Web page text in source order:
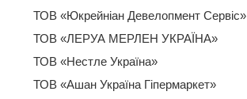
ТОВ «Юкрейніан Девелопмент Сервіс»
ТОВ «ЛЕРУА МЕРЛЕН УКРАЇНА»
ТОВ «Нестле Україна»
ТОВ «Ашан Україна Гіпермаркет»